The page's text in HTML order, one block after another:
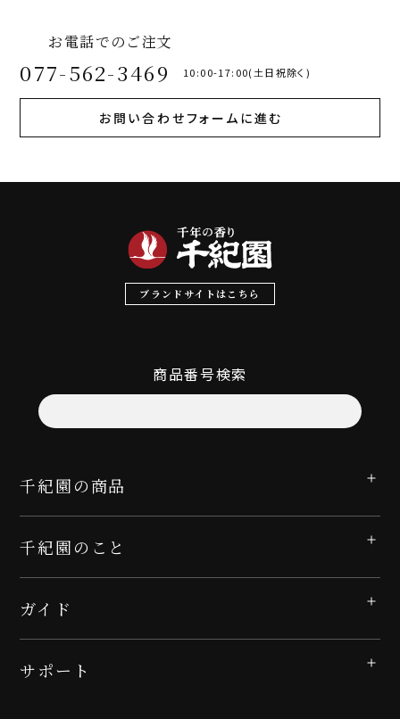
お電話でのご注文
077-562-3469 10:00-17:00(土日祝除く)
お問い合わせフォームに進む
ブランドサイトはこちら
商品番号検索
千紀園の商品
千紀園のこと
ガイド
サポート